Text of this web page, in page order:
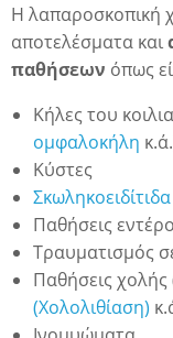
Η λαπαροσκοπική
αποτελέσματα και
παθήσεων όπως
Κήλες του
ομφαλοκήλη
Κύστες
Σκωληκοειδίτιδα
Παθήσεις
Τραυματισμός
Παθήσεις χολής
(Χολολιθίαση)